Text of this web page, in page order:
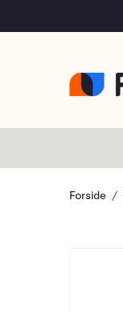
Forside